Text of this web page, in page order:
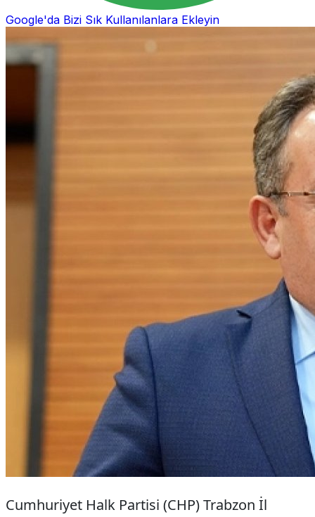
Google'da Bizi Sık Kullanılanlara Ekleyin
Cumhuriyet Halk Partisi (CHP) Trabzon İl